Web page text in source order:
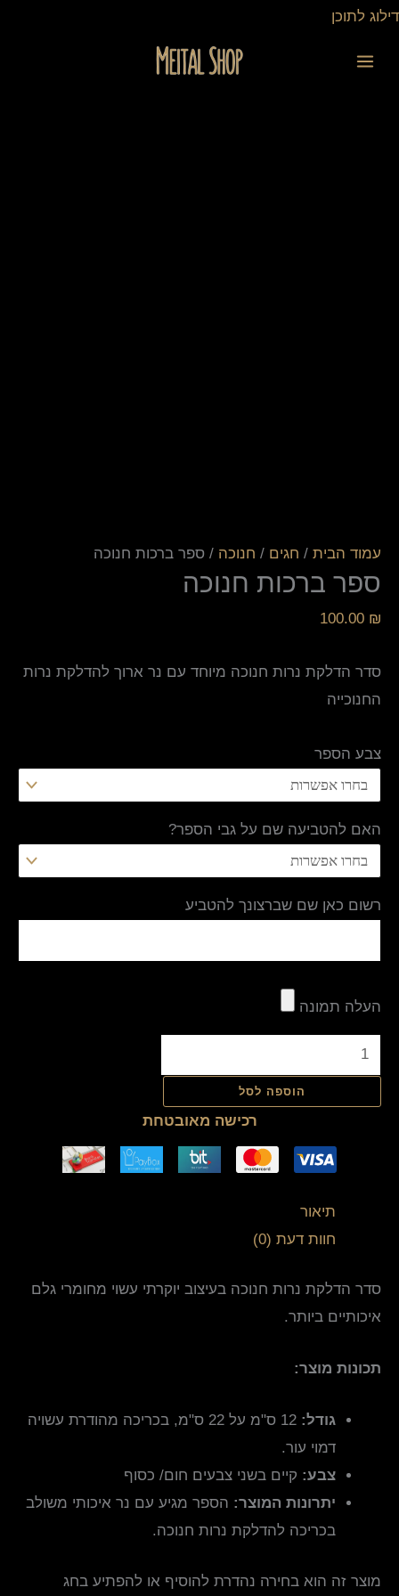
דילוג לתוכן
דילוג
עמוד הבית / חגים / חנוכה / ספר ברכות חנוכה
ספר ברכות חנוכה
100.00 ₪
סדר הדלקת נרות חנוכה מיוחד עם נר ארוך להדלקת נרות
החנוכייה
צבע הספר
האם להטביעה שם על גבי הספר?
רשום כאן שם שברצונך להטביע
העלה תמונה
של
הוספה לסל
רכישה מאובטחת
תיאור
חוות דעת (0)
סדר הדלקת נרות חנוכה בעיצוב יוקרתי עשוי מחומרי גלם
איכותיים ביותר.
תכונות מוצר:
גודל:
12 ס"מ על 22 ס"מ, בכריכה מהודרת עשויה
דמוי עור.
צבע: קיים בשני צבעים חום/ כסוף
יתרונות המוצר: הספר מגיע עם נר איכותי משולב
בכריכה להדלקת נרות חנוכה.
מוצר זה הוא בחירה נהדרת להוסיף או להפתיע בחג